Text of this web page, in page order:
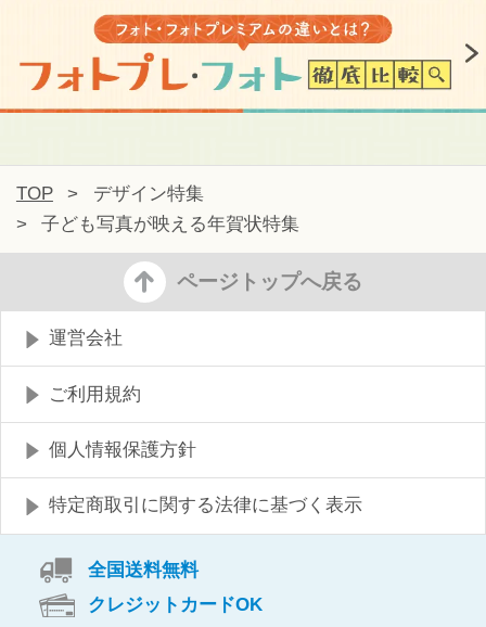
TOP >
デザイン特集
>
子ども写真が映える年賀状特集
ページトップへ戻る
運営会社
ご利用規約
個人情報保護方針
特定商取引に関する法律に基づく表示
全国送料無料
クレジットカードOK